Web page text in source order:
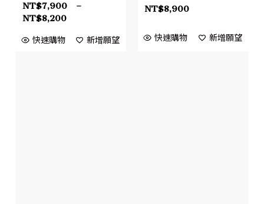
NT$7,900
–
NT$8,200
快速購物 新增願望
NT$8,900
快速購物 新增願望